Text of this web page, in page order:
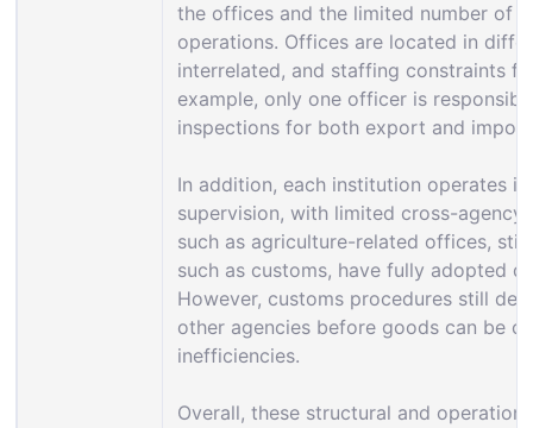
the offices and the limited number of
operations. Offices are located in
interrelated, and staffing constraints
example, only one officer is
inspections for both export and
In addition, each institution operates
supervision, with limited cross-agency
such as agriculture-related offices,
such as customs, have fully adopted
However, customs procedures still
other agencies before goods can be
inefficiencies.
Overall, these structural and